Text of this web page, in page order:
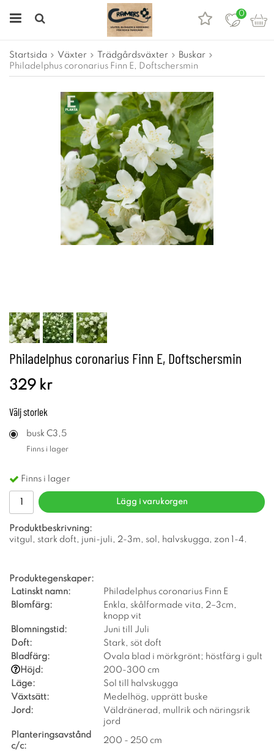
0
Startsida Växter Trädgårdsväxter
Buskar
Philadelphus coronarius Finn E, Doftschersmin
Philadelphus coronarius Finn E, Doftschersmin
329 kr
Väljstorlek
busk C3,5
Finns i lager
Finns i lager
Lägg i varukorgen
Produktbeskrivning:
vitgul, stark doft, juni-juli, 2-3m, sol, halvskugga, zon 1-4.
Produktegenskaper:
Latinskt namn:
Philadelphus coronarius Finn E
Blomfärg:
Enkla, skålformade vita, 2–3cm,
knopp vit
Blomningstid:
Juni till Juli
Doft:
Stark, söt doft
Bladfärg:
Ovala blad i mörkgrönt; höstfärg i gult
Höjd:
200-300 cm
Läge:
Sol till halvskugga
Växtsätt:
Medelhög, upprätt buske
Jord:
Väldränerad, mullrik och näringsrik
jord
Planteringsavstånd
c/c:
200 - 250 cm